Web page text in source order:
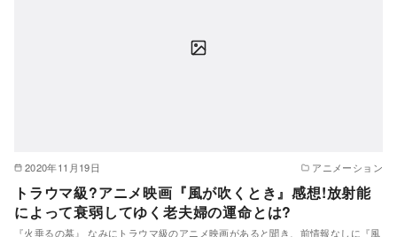
2020年11月19日 アニメーション
トラウマ級?アニメ映画『風が吹くとき』感想!放射能
によって衰弱してゆく老夫婦の運命とは?
『火垂るの墓』 なみにトラウマ級のアニメ映画があると聞き、前情報なしに『風